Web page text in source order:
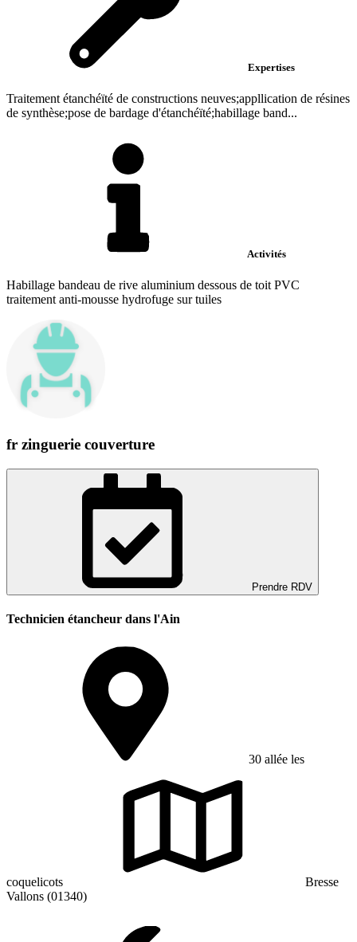
Expertises
Traitement étanchéïté de constructions neuves;appllication de résines
de synthèse;pose de bardage d'étanchéïté;habillage band...
Activités
Habillage bandeau de rive aluminium dessous de toit PVC
traitement anti-mousse hydrofuge sur tuiles
fr zinguerie couverture
Prendre RDV
Technicien étancheur dans l'Ain
30 allée les
coquelicots
Bresse
Vallons (01340)